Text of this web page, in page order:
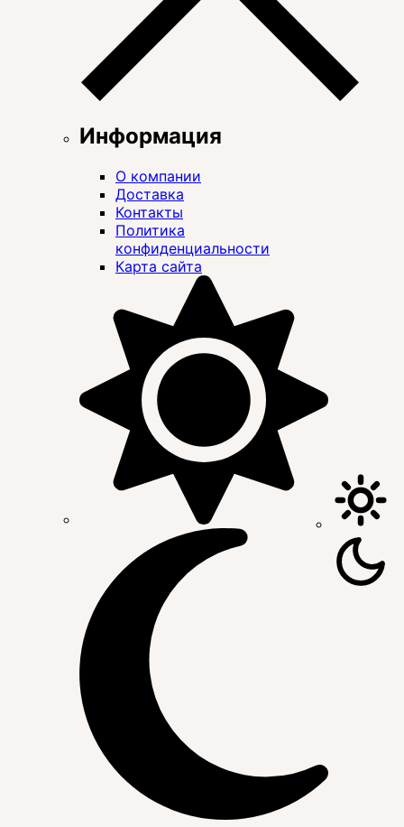
Информация
О компании
Доставка
Контакты
Политика
конфиденциальности
Карта сайта